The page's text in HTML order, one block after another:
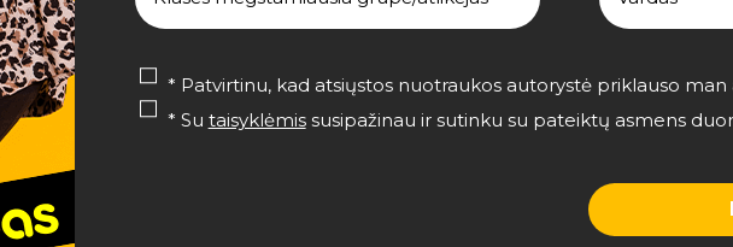
* Patvirtinu, kad atsiųstos nuotraukos autorystė priklauso
* Su taisyklėmissusipažinau ir sutinku su pateiktų asmens